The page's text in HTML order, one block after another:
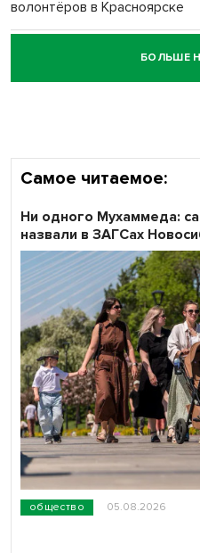
волонтёров в Красноярске
Честный выбор:
объективность
БОЛЬШЕ
Самое читаемое:
общество 05.08.2026
Ни одного Мухаммеда:
назвали в ЗАГСах